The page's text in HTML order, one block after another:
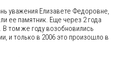
уважения Елизавете Федоровне,
ее памятник. Еще через 2 года
В том же году возобновились
и только в 2006 это произошло в